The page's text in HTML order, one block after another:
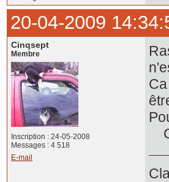
20-04-2009
Cinqsept
Membre
Inscription : 24-05-2008
Messages : 4 518
E-mail